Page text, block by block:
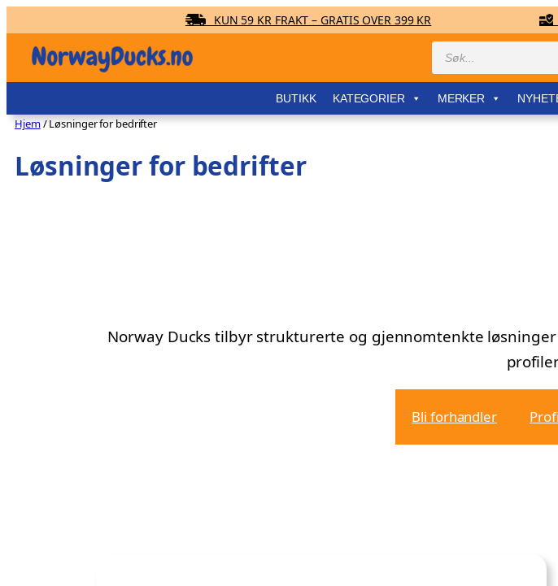
innhold
KUN 59 KR FRAKT – GRATIS OVER 399 KR
Products
search
BUTIKK KATEGORIER MERKER
Hjem/ Løsninger for bedrifter
Løsninger for bedrifter
Norway Ducks tilbyr strukturerte og gjennomtenkte
Bli forhandler